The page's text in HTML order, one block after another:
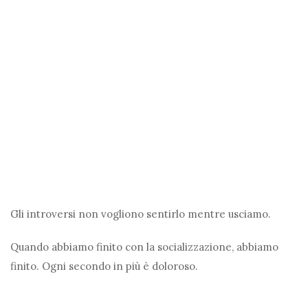
Gli introversi non vogliono sentirlo mentre usciamo.
Quando abbiamo finito con la socializzazione, abbiamo
finito. Ogni secondo in più è doloroso.